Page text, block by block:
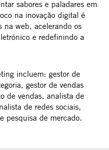
sabores e paladares em
na inovação digital é
na web, acelerando os
e redefinindo a
incluem: gestor de
gestor de vendas
de vendas, analista de
de redes sociais,
pesquisa de mercado.